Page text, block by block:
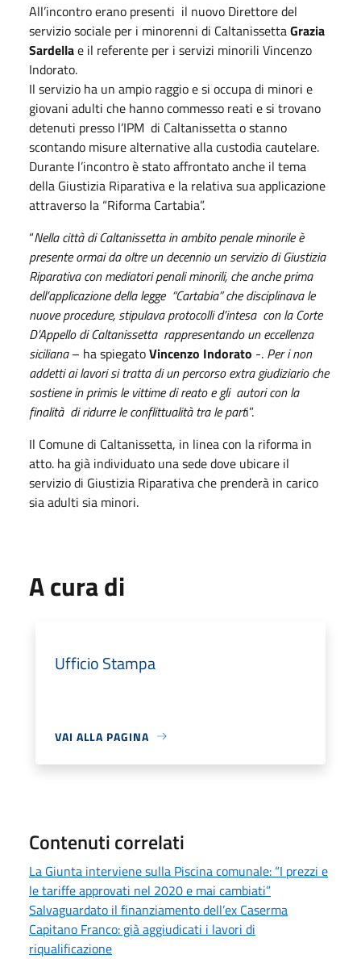
All’incontro erano presenti il nuovo Direttore del
servizio sociale per i minorenni di CaltanissettaGrazia
Sardellae il referente per i servizi minorili Vincenzo
Indorato.
Il servizio ha un ampio raggio e si occupa di minori e
giovani adulti che hanno commesso reati e si trovano
detenuti presso l’IPM di Caltanissetta o stanno
scontando misure alternative alla custodia cautelare.
Durante l’incontro è stato affrontato anche il tema
della Giustizia Riparativa e la relativa sua applicazione
attraverso la “Riforma Cartabia”.
“Nella città di Caltanissetta in ambito penale minorile è
presente ormai da oltre un decennio un servizio di Giustizia
Riparativa con mediatori penali minorili, che anche prima
dell’applicazione della legge “Cartabia” che disciplinava le
nuove procedure, stipulava protocolli d’intesa con la Corte
D’Appello di Caltanissetta rappresentando un eccellenza
siciliana– ha spiegatoVincenzo Indorato -. Per i non
addetti ai lavori si tratta di un percorso extra giudiziario che
sostiene in primis le vittime di reato e gli autori con la
finalità di ridurre le conflittualità tra le parti”.
Il Comune di Caltanissetta, in linea con la riforma in
atto. ha già individuato una sede dove ubicare il
servizio di Giustizia Riparativa che prenderà in carico
sia adulti sia minori.
A cura di
Ufficio Stampa
VAI ALLA PAGINA
Contenuti correlati
La Giunta interviene sulla Piscina comunale: “I prezzi e
le tariffe approvati nel 2020 e mai cambiati”
Salvaguardato il finanziamento dell’ex Caserma
Capitano Franco: già aggiudicati i lavori di
riqualificazione